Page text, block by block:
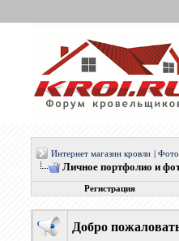
Интернет магазин кровли |
Личное портфолио и
Регистрация
Добро